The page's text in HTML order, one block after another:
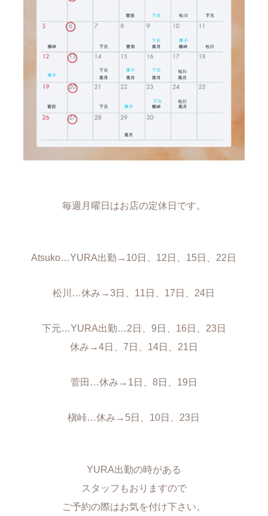
毎週月曜日はお店の定休日です。
Atsuko…YURA出勤→10日、12日、15日、22日
松川…休み→3日、11日、17日、24日
下元…YURA出勤…2日、9日、16日、23日
休み→4日、7日、14日、21日
菅田…休み→1日、8日、19日
槇峠…休み→5日、10日、23日
YURA出勤の時がある
スタッフもおりますので
ご予約の際はお気を付け下さい。